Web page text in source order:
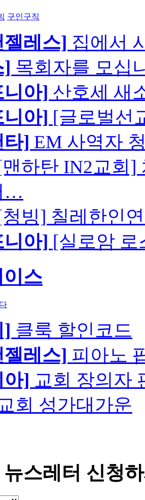
구인구직
레스] 집에서
] 목회자를 모십
아] 산호세 새
아] [글로벌선
타] EM 사역자
하탄 IN2교회]
…
빙] 칠레한인
아] [실로암 로
스
] 클룩 할인코드
레스] 피아노
아] 교회 장의자
회 성가대가운
스레터 신청